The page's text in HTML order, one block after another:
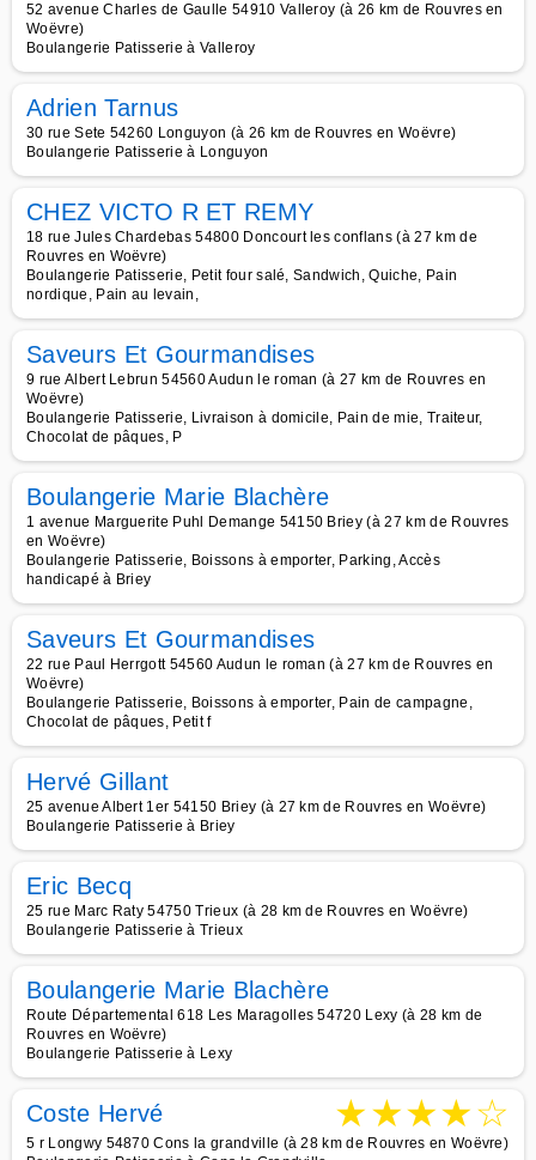
52 avenue Charles de Gaulle 54910 Valleroy (à 26 km de Rouvres en
Woëvre)
Boulangerie Patisserie à Valleroy
Adrien Tarnus
30 rue Sete 54260 Longuyon (à 26 km de Rouvres en Woëvre)
Boulangerie Patisserie à Longuyon
CHEZ VICTO R ET REMY
18 rue Jules Chardebas 54800 Doncourt les conflans (à 27 km de
Rouvres en Woëvre)
Boulangerie Patisserie, Petit four salé, Sandwich, Quiche, Pain
nordique, Pain au levain,
Saveurs Et Gourmandises
9 rue Albert Lebrun 54560 Audun le roman (à 27 km de Rouvres en
Woëvre)
Boulangerie Patisserie, Livraison à domicile, Pain de mie, Traiteur,
Chocolat de pâques, P
Boulangerie Marie Blachère
1 avenue Marguerite Puhl Demange 54150 Briey (à 27 km de Rouvres
en Woëvre)
Boulangerie Patisserie, Boissons à emporter, Parking, Accès
handicapé à Briey
Saveurs Et Gourmandises
22 rue Paul Herrgott 54560 Audun le roman (à 27 km de Rouvres en
Woëvre)
Boulangerie Patisserie, Boissons à emporter, Pain de campagne,
Chocolat de pâques, Petit f
Hervé Gillant
25 avenue Albert 1er 54150 Briey (à 27 km de Rouvres en Woëvre)
Boulangerie Patisserie à Briey
Eric Becq
25 rue Marc Raty 54750 Trieux (à 28 km de Rouvres en Woëvre)
Boulangerie Patisserie à Trieux
Boulangerie Marie Blachère
Route Départemental 618 Les Maragolles 54720 Lexy (à 28 km de
Rouvres en Woëvre)
Boulangerie Patisserie à Lexy
Coste Hervé ★★★★☆
5 r Longwy 54870 Cons la grandville (à 28 km de Rouvres en Woëvre)